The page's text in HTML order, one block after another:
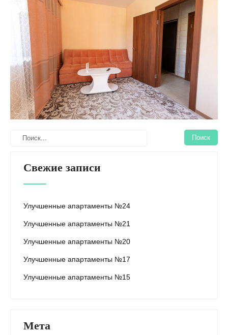
Свежие записи
Улучшенные апартаменты №24
Улучшенные апартаменты №21
Улучшенные апартаменты №20
Улучшенные апартаменты №17
Улучшенные апартаменты №15
Мета